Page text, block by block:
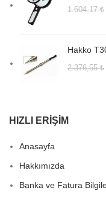
1.604,17₺
Hakko
2.376,55₺
HIZLI ERIŞIM
Anasayfa
Hakkımızda
Banka ve Fatura